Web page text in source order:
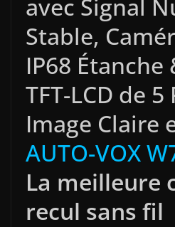
avec Signal
Stable,
IP68
TFT-LCD de 5
Image Claire
AUTO-VOX
La meilleure
recul sans fil